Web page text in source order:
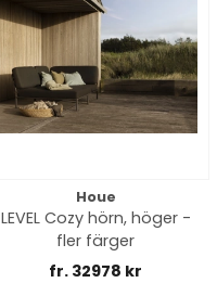
Houe
LEVEL Cozy hörn, höger -
fler färger
fr. 32978 kr